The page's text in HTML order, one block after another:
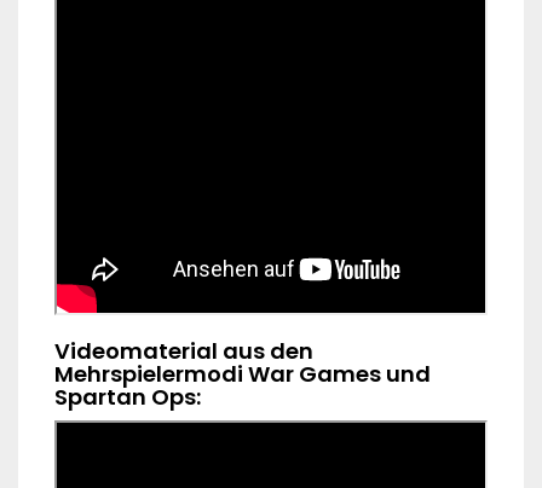
Videomaterial aus den
Mehrspielermodi War Games und
Spartan Ops: